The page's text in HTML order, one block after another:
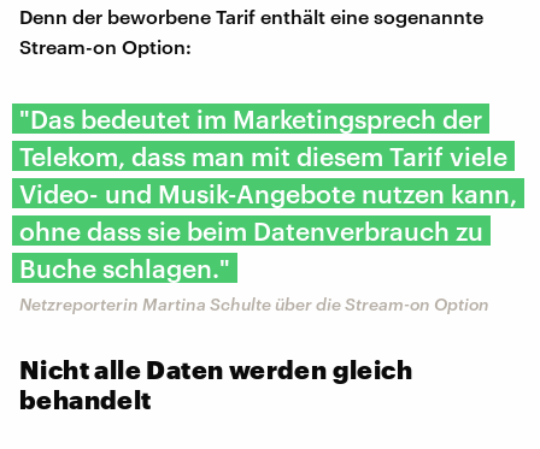
Denn der beworbene Tarif enthält eine sogenannte
Stream-on Option:
"Das bedeutet im Marketingsprech der
Telekom, dass man mit diesem Tarif viele
Video- und Musik-Angebote nutzen kann,
ohne dass sie beim Datenverbrauch zu
Buche schlagen."
Netzreporterin Martina Schulte über die Stream-on Option
Nicht alle Daten werden gleich
behandelt